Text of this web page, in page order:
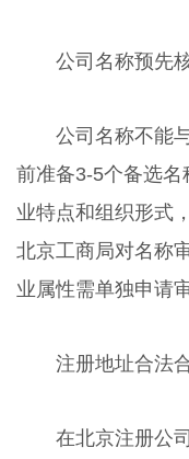
公司名称预先
公司名称不能
前准备3-5个备选
业特点和组织形式
北京工商局对名称
业属性需单独申请审
注册地址合法
在北京注册公